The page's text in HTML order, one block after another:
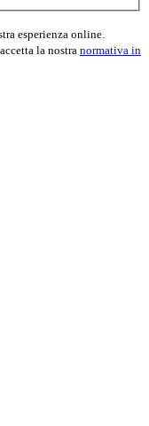
esperienza online.
la nostra normativa in